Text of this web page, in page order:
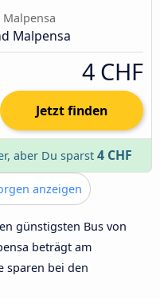
Malpensa
4 CHF
Jetzt finden
aber Du sparst 4 CHF
anzeigen
günstigsten Bus von
beträgt am
sparen bei den